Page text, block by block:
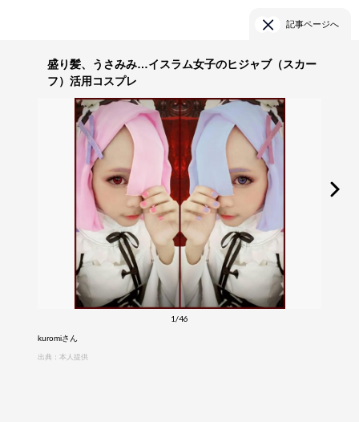
記事ページへ
盛り髪、うさみみ…イスラム女子のヒジャブ（スカー
フ）活用コスプレ
1/46
kuromiさん
出典：本人提供